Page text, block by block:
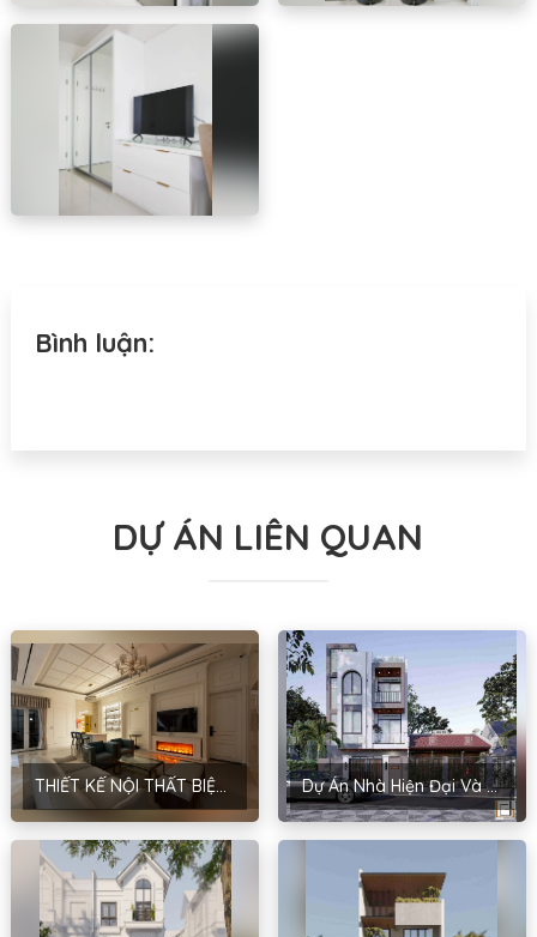
Bình luận:
DỰ ÁN LIÊN QUAN
THIẾT KẾ NỘI THẤT BIỆT THỰ – PHONG CÁCH TÂN CỔ ĐIỂN – NHA TRANG Dự Án Nhà Hiện Đại Và Sang Trọng Của Anh Hưng-Hoài Đức, Hà Nội